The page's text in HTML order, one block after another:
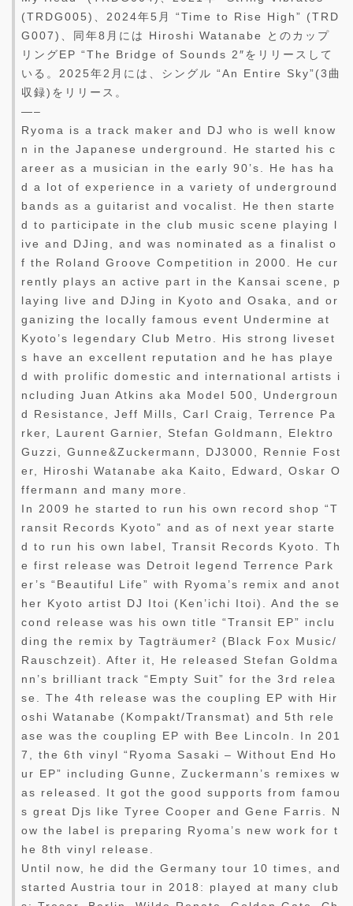
(TRDG005)、2024年5月 “Time to Rise High” (TRD
G007)、同年8月には Hiroshi Watanabe とのカップ
リングEP “The Bridge of Sounds 2″をリリースして
いる。2025年2月には、シングル “An Entire Sky”(3曲
収録)をリリース。
—–
Ryoma is a track maker and DJ who is well know
n in the Japanese underground. He started his c
areer as a musician in the early 90’s. He has ha
d a lot of experience in a variety of underground
bands as a guitarist and vocalist. He then starte
d to participate in the club music scene playing l
ive and DJing, and was nominated as a finalist o
f the Roland Groove Competition in 2000. He cur
rently plays an active part in the Kansai scene, p
laying live and DJing in Kyoto and Osaka, and or
ganizing the locally famous event Undermine at
Kyoto’s legendary Club Metro. His strong liveset
s have an excellent reputation and he has playe
d with prolific domestic and international artists i
ncluding Juan Atkins aka Model 500, Undergroun
d Resistance, Jeff Mills, Carl Craig, Terrence Pa
rker, Laurent Garnier, Stefan Goldmann, Elektro
Guzzi, Gunne&Zuckermann, DJ3000, Rennie Fost
er, Hiroshi Watanabe aka Kaito, Edward, Oskar O
ffermann and many more.
In 2009 he started to run his own record shop “T
ransit Records Kyoto” and as of next year starte
d to run his own label, Transit Records Kyoto. Th
e first release was Detroit legend Terrence Park
er’s “Beautiful Life” with Ryoma’s remix and anot
her Kyoto artist DJ Itoi (Ken’ichi Itoi). And the se
cond release was his own title “Transit EP” inclu
ding the remix by Tagträumer² (Black Fox Music/
Rauschzeit). After it, He released Stefan Goldma
nn’s brilliant track “Empty Suit” for the 3rd relea
se. The 4th release was the coupling EP with Hir
oshi Watanabe (Kompakt/Transmat) and 5th rele
ase was the coupling EP with Bee Lincoln. In 201
7, the 6th vinyl “Ryoma Sasaki – Without End Ho
ur EP” including Gunne, Zuckermann’s remixes w
as released. It got the good supports from famou
s great Djs like Tyree Cooper and Gene Farris. N
ow the label is preparing Ryoma’s new work for t
he 8th vinyl release.
Until now, he did the Germany tour 10 times, and
started Austria tour in 2018: played at many club